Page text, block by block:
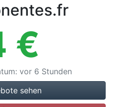
€
: vor 6 Stunden
sehen